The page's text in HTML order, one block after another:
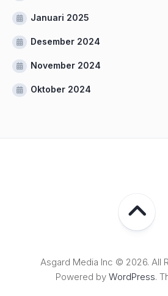
Januari 2025
Desember 2024
November 2024
Oktober 2024
Asgard Media Inc © 2026. All
Powered by WordPress.